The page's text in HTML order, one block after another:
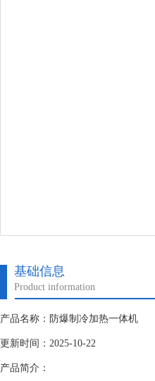
基础信息
Product information
产品名称：防爆制冷加热一体机
更新时间：2025-10-22
产品简介：